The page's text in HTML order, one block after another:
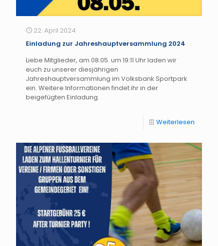
22. April 2024
Einladung zur Jahreshauptversammlung 2024
Liebe Mitglieder, am 08.05. um 19:11 Uhr laden wir
euch zu unserer diesjährigen
Jahreshauptversammlung im Volksbank Sportpark
ein. Weitere Informationen findet ihr in der
beigefügten Einladung.
Weiterlesen